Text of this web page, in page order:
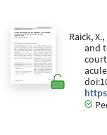
Raick,
and